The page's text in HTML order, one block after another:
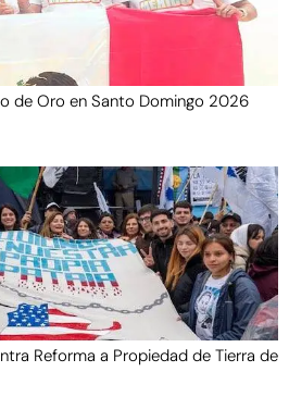
de Oro en Santo Domingo 2026
Reforma a Propiedad de Tierra de